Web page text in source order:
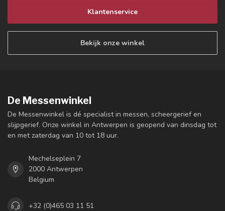
Klantenservice
Bekijk onze winkel
De Messenwinkel
De Messenwinkel is dé specialist in messen, scheergerief en
slijpgerief. Onze winkel in Antwerpen is geopend van dinsdag tot
en met zaterdag van 10 tot 18 uur.
Mechelseplein 7
2000 Antwerpen
Belgium
+32 (0)465 03 11 51